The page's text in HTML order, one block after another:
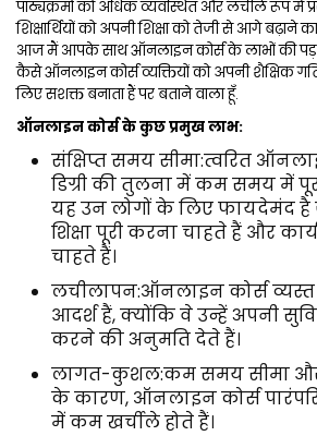
पाठ्यक्रमों को अधिक व्यवस्थित और लचीले रूप में
शिक्षार्थियों को अपनी शिक्षा को तेजी से आगे बढ़ाने
आज मैं आपके साथ ऑनलाइन कोर्स के लाभों की
कैसे ऑनलाइन कोर्स व्यक्तियों को अपनी शैक्षिक
लिए सशक्त बनाता हैं पर बताने वाला हूँ.
ऑनलाइन कोर्स के कुछ प्रमुख लाभ:
संक्षिप्त समय सीमा:त्वरित
डिग्री की तुलना में कम समय में
यह उन लोगों के लिए फायदेमंद है
शिक्षा पूरी करना चाहते हैं और
चाहते हैं।
लचीलापन:ऑनलाइन कोर्स
आदर्श हैं, क्योंकि वे उन्हें अपनी
करने की अनुमति देते हैं।
लागत-कुशल:कम समय सीमा
के कारण, ऑनलाइन कोर्स
में कम खर्चीले होते हैं।